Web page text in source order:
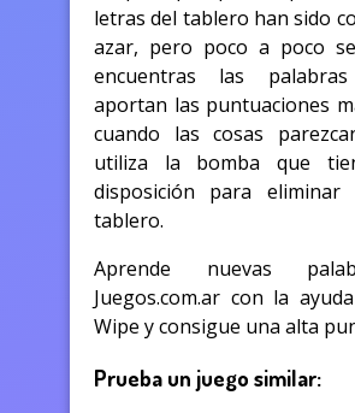
letras del tablero han sido
azar, pero poco a poco
encuentras las
aportan las puntuaciones
cuando las cosas
utiliza la bomba que
disposición para eliminar
tablero.
Aprende nuevas
Juegos.com.ar con la
Wipe y consigue una alta
Prueba un juego similar: